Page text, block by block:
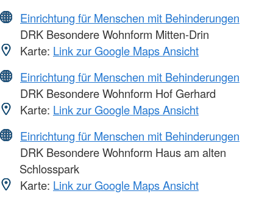
Einrichtung für Menschen mit Behinderungen
DRK Besondere Wohnform Mitten-Drin
Karte: Link zur Google Maps Ansicht
Einrichtung für Menschen mit Behinderungen
DRK Besondere Wohnform Hof Gerhard
Karte: Link zur Google Maps Ansicht
Einrichtung für Menschen mit Behinderungen
DRK Besondere Wohnform Haus am alten
Schlosspark
Karte: Link zur Google Maps Ansicht